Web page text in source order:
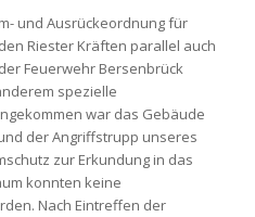
und Ausrückeordnung für
Riester Kräften parallel auch
Feuerwehr Bersenbrück
spezielle
war das Gebäude
der Angriffstrupp unseres
zur Erkundung in das
konnten keine
Nach Eintreffen der